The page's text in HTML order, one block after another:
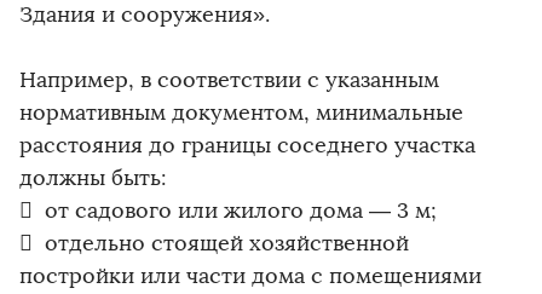
Здания и сооружения».
Например, в соответствии с указанным
нормативным документом, минимальные
расстояния до границы соседнего участка
должны быть:
 от садового или жилого дома — 3 м;
 отдельно стоящей хозяйственной
постройки или части дома с помещениями